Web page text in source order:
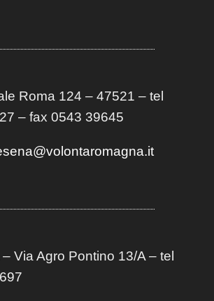
Roma 124 – 47521 – tel
– fax 0543 39645
Via Agro Pontino 13/A– tel